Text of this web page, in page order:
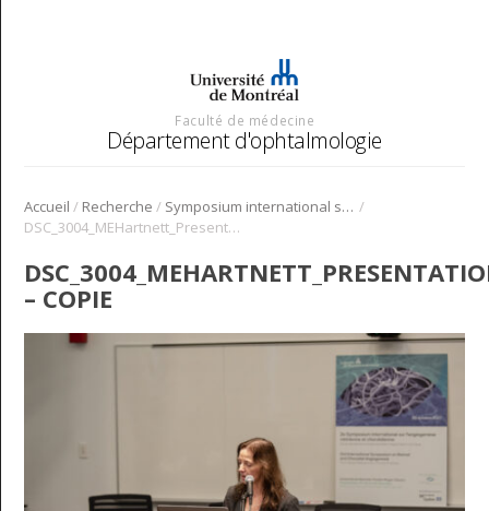
Faculté de médecine
Département d'ophtalmologie
Accueil / Recherche / Symposium international sur l’angiogenèse rétinienne et choroïdienne /
DSC_3004_MEHartnett_Presentation_Symposium_Angio_2022 – Copie
– COPIE